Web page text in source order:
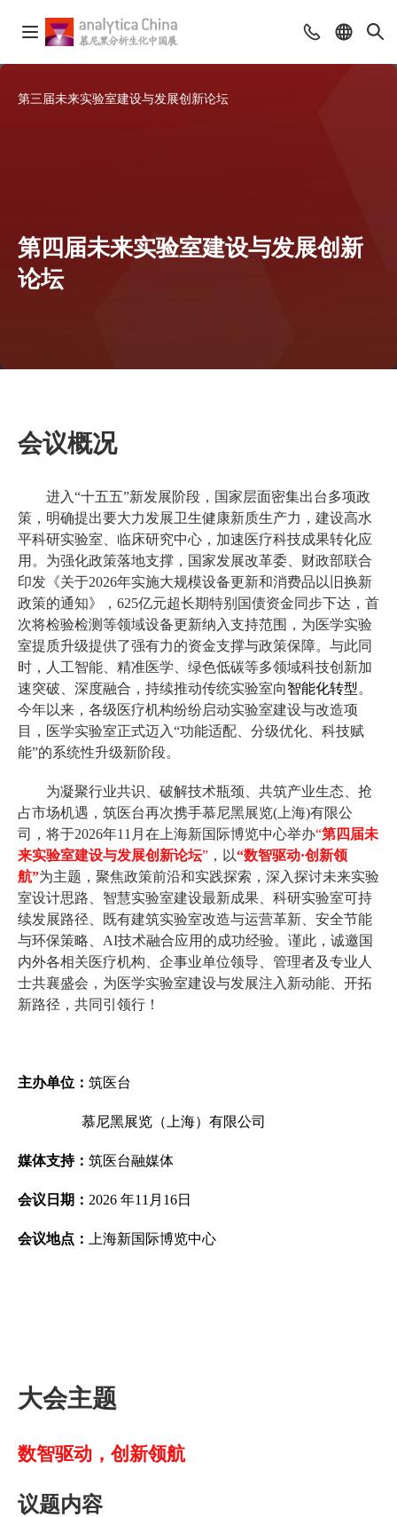
第三届未来实验室建设与发展创新论坛
第四届未来实验室建设与发展创新
论坛
会议概况
进入“十五五”新发展阶段，国家层面密集出台多项政
策，明确提出要大力发展卫生健康新质生产力，建设高水
平科研实验室、临床研究中心，加速医疗科技成果转化应
用。为强化政策落地支撑，国家发展改革委、财政部联合
印发《关于2026年实施大规模设备更新和消费品以旧换新
政策的通知》，625亿元超长期特别国债资金同步下达，首
次将检验检测等领域设备更新纳入支持范围，为医学实验
室提质升级提供了强有力的资金支撑与政策保障。与此同
时，人工智能、精准医学、绿色低碳等多领域科技创新加
速突破、深度融合，持续推动传统实验室向智能化转型。
今年以来，各级医疗机构纷纷启动实验室建设与改造项
目，医学实验室正式迈入“功能适配、分级优化、科技赋
能”的系统性升级新阶段。
为凝聚行业共识、破解技术瓶颈、共筑产业生态、抢
占市场机遇，筑医台再次携手慕尼黑展览(上海)有限公
司，将于2026年11月在上海新国际博览中心举办“第四届未
来实验室建设与发展创新论坛” ，以“数智驱动·创新领
航”为主题，聚焦政策前沿和实践探索，深入探讨未来实验
室设计思路、智慧实验室建设最新成果、科研实验室可持
续发展路径、既有建筑实验室改造与运营革新、安全节能
与环保策略、AI技术融合应用的成功经验。谨此，诚邀国
内外各相关医疗机构、企事业单位领导、管理者及专业人
士共襄盛会，为医学实验室建设与发展注入新动能、开拓
新路径，共同引领行！
主办单位： 筑医台
慕尼黑展览（上海）有限公司
媒体支持： 筑医台融媒体
会议日期： 2026 年11月16日
会议地点： 上海新国际博览中心
大会主题
数智驱动，创新领航
议题内容